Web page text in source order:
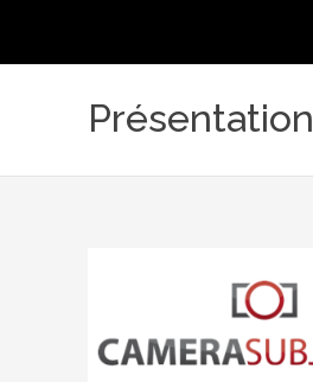
Présentation